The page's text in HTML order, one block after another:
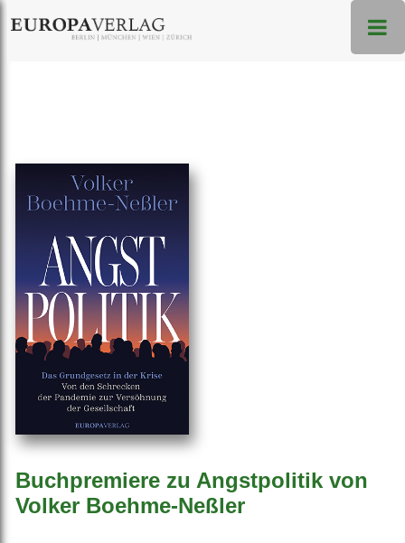
Buchpremiere zu Angstpolitik von
Volker Boehme-Neßler